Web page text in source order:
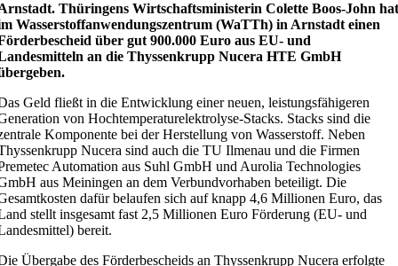
Thüringens Wirtschaftsministerin Colette Boos-John
Wasserstoffanwendungszentrum (WaTTh) in Arnstadt einen
über gut 900.000 Euro aus EU- und
an die Thyssenkrupp Nucera HTE GmbH
Geld fließt in die Entwicklung einer neuen, leistungsfähigeren
von Hochtemperaturelektrolyse-Stacks. Stacks sind die
Komponente bei der Herstellung von Wasserstoff. Neben
Nucera sind auch die TU Ilmenau und die Firmen
Automation aus Suhl GmbH und Aurolia Technologies
aus Meiningen an dem Verbundvorhaben beteiligt. Die
dafür belaufen sich auf knapp 4,6 Millionen Euro, das
stellt insgesamt fast 2,5 Millionen Euro Förderung (EU- und
bereit.
Übergabe des Förderbescheids an Thyssenkrupp Nucera erfolgte